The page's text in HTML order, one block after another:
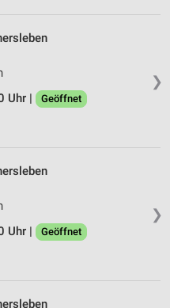
❯
Uhr |
Geöffnet
❯
Uhr |
Geöffnet